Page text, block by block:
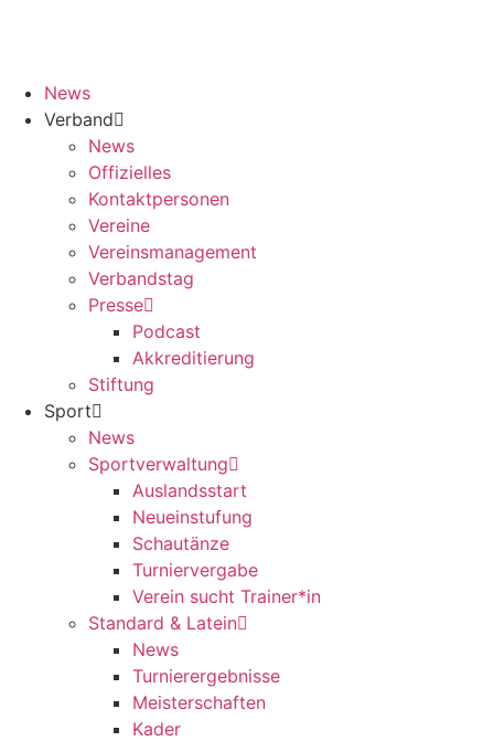
News
Verband
News
Offizielles
Kontaktpersonen
Vereine
Vereinsmanagement
Verbandstag
Presse
Podcast
Akkreditierung
Stiftung
Sport
News
Sportverwaltung
Auslandsstart
Neueinstufung
Schautänze
Turniervergabe
Verein sucht Trainer*in
Standard & Latein
News
Turnierergebnisse
Meisterschaften
Kader